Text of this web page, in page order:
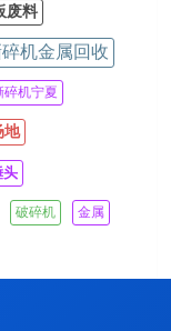
废料
机金属回收
碎机宁夏
地
头
破碎机 金属